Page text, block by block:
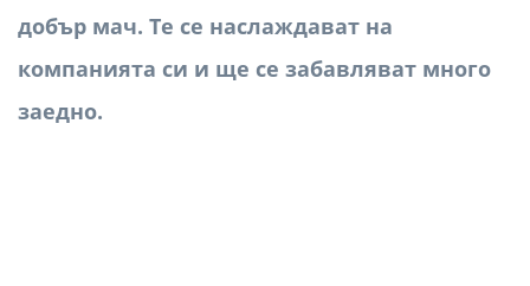
добър мач. Те се наслаждават на
компанията си и ще се забавляват много
заедно.